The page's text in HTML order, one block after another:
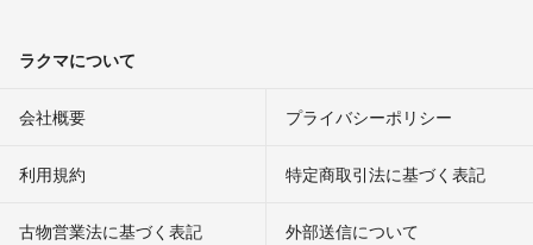
ラクマについて
会社概要 プライバシーポリシー
利用規約 特定商取引法に基づく表記
古物営業法に基づく表記 外部送信について